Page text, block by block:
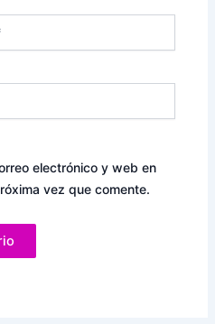
electrónico y web en
vez que comente.